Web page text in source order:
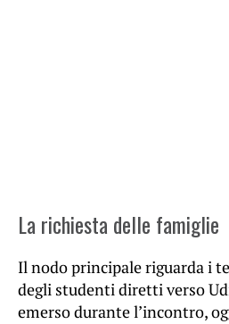
La richiesta delle famiglie
Il nodo principale riguarda i
degli studenti diretti verso
emerso durante l’incontro,